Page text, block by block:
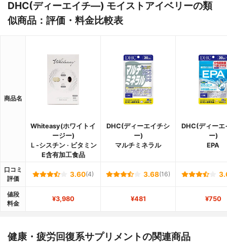
DHC(ディーエイチ―) モイストアイベリーの類
似商品：評価・料金比較表
商品名
Whiteasy(ホワイトイ
ージー)
Ｌ-シスチン · ビタミン
E含有加工食品
DHC(ディーエイチシ
ー)
マルチミネラル
DHC(ディーエ
ー)
EPA
口コミ
評価
3.60(4) 3.68(16)
値段
料金
¥3,980 ¥481 ¥750
健康・疲労回復系サプリメントの関連商品